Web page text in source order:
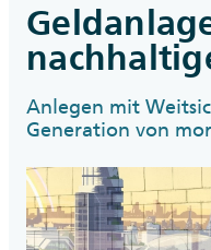
Anlegen mit
Generation von